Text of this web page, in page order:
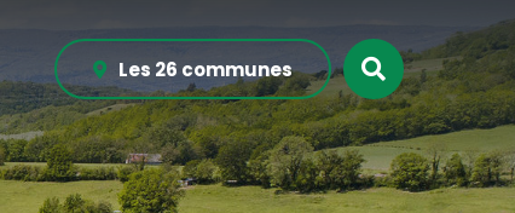
Les 26 communes
sur
le
site